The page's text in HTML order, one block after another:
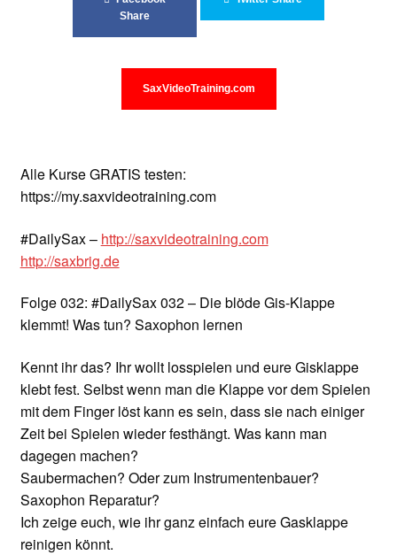
KONTAKT
Share
SaxVideoTraining.com
Alle Kurse GRATIS testen:
https://my.saxvideotraining.com
#DailySax – http://saxvideotraining.com
http://saxbrig.de
Folge 032: #DailySax 032 – Die blöde Gis-Klappe
klemmt! Was tun? Saxophon lernen
Kennt ihr das? Ihr wollt losspielen und eure Gisklappe
klebt fest. Selbst wenn man die Klappe vor dem Spielen
mit dem Finger löst kann es sein, dass sie nach einiger
Zeit bei Spielen wieder festhängt. Was kann man
dagegen machen?
Saubermachen? Oder zum Instrumentenbauer?
Saxophon Reparatur?
Ich zeige euch, wie ihr ganz einfach eure Gasklappe
reinigen könnt.